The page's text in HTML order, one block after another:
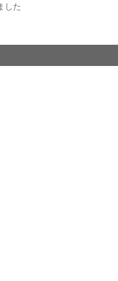
した